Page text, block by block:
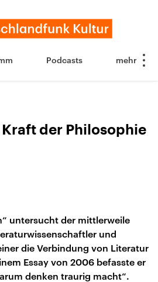
Podcasts
Kraft der Philosophie
untersucht der mittlerweile
und
die Verbindung von Literatur
Essay von 2006 befasste er
denken traurig macht“.